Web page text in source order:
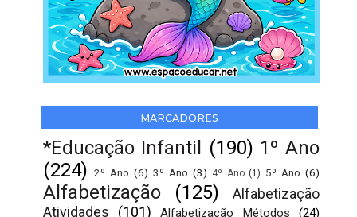
MARCADORES
*Educação Infantil (190) 1º Ano
(224) 2º Ano (6) 3º Ano (3) 4º Ano (1) 5º Ano (6)
Alfabetização (125)
Alfabetização
Atividades
(101) Alfabetização Métodos
(24)